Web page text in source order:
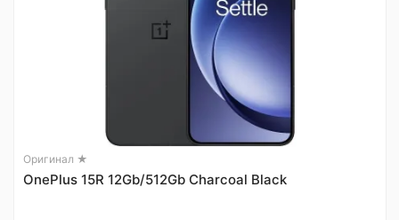
Оригинал ★
OnePlus 15R 12Gb/512Gb Charcoal Black